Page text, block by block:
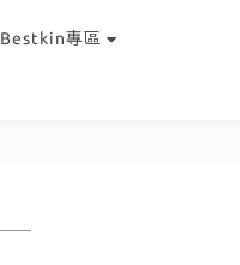
Bestkin專區